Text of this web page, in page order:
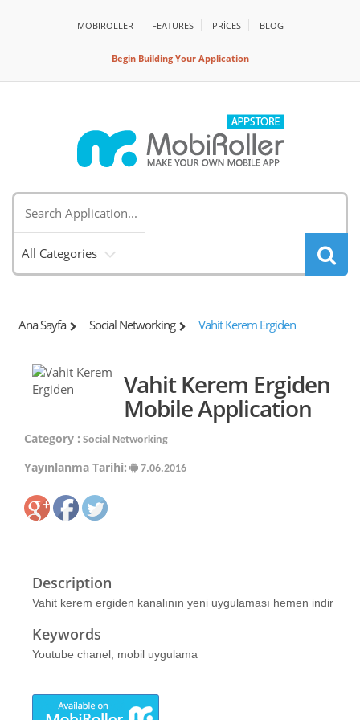
MOBIROLLER FEATURES PRİCES BLOG
Begin Building Your Application
All Categories
Ana Sayfa Social Networking Vahit Kerem Ergiden
Vahit Kerem Ergiden
Mobile Application
Category : Social Networking
Yayınlanma Tarihi: 7.06.2016
Description
Vahit kerem ergiden kanalının yeni uygulaması hemen indir
Keywords
Youtube chanel, mobil uygulama